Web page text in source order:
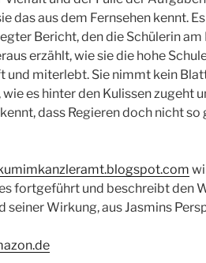
das aus dem Fernsehen kennt.
Bericht, den die Schülerin
erzählt, wie sie die hohe
und miterlebt. Sie nimmt kein
es hinter den Kulissen zugeht
dass Regieren doch nicht so
fortgeführt und beschreibt den
seiner Wirkung, aus Jasmins